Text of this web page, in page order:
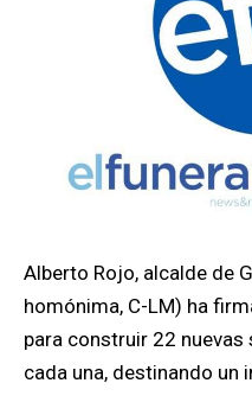
Alberto Rojo, alcalde de
homónima, C-LM) ha
para construir 22
cada una, destinando un